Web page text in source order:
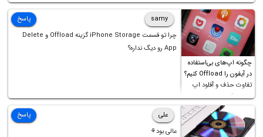
چگونه اپ‌های بی‌استفاده
در آیفون را Offload کنیم؟
تفاوت حذف و آفلود اپ
چیست؟
samy
چرا تو قسمت iPhone Storage گزینه Offload و Delete
App رو دیگ نداره؟
پاسخ
علی
عالی بود⚘
پاسخ